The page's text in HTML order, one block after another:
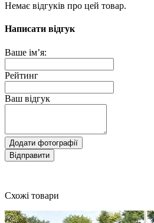
Немає відгуків про цей товар.
Написати відгук
Ваше ім’я:
Рейтинг
Ваш відгук
Додати фотографії
Відправити
Схожі товари